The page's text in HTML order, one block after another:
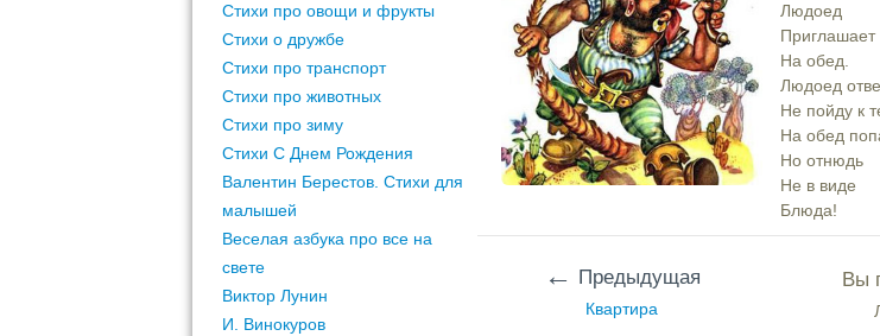
Стихи про овощи и фрукты
Стихи о дружбе
Стихи про транспорт
Стихи про животных
Стихи про зиму
Стихи С Днем Рождения
Валентин Берестов. Стихи для
малышей
Веселая азбука про все на
свете
Виктор Лунин
И. Винокуров
Людоед
Приглашает
На обед.
Людоед
Не пойду к
На обед
Но отнюдь
Не в виде
Блюда!
← Предыдущая
Квартира
Вы